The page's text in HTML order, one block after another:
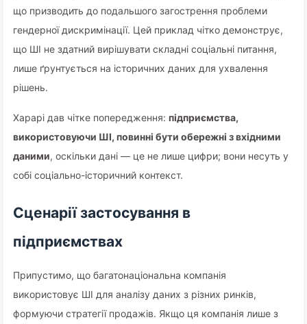
що призводить до подальшого загострення проблеми
гендерної дискримінації. Цей приклад чітко демонструє,
що ШІ не здатний вирішувати складні соціальні питання,
лише ґрунтується на історичних даних для ухвалення
рішень.
Харарі дав чітке попередження: підприємства,
використовуючи ШІ, повинні бути обережні з вхідними
даними, оскільки дані — це не лише цифри; вони несуть у
собі соціально-історичний контекст.
Сценарії застосування в
підприємствах
Припустимо, що багатонаціональна компанія
використовує ШІ для аналізу даних з різних ринків,
формуючи стратегії продажів. Якщо ця компанія лише з